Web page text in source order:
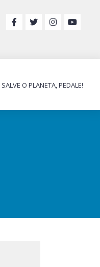
SALVE O PLANETA, PEDALE!